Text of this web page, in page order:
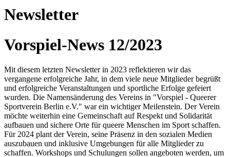
Newsletter
Vorspiel-News 12/2023
Mit diesem letzten Newsletter in 2023 reflektieren wir das
vergangene erfolgreiche Jahr, in dem viele neue Mitglieder begrüßt
und erfolgreiche Veranstaltungen und sportliche Erfolge gefeiert
wurden. Die Namensänderung des Vereins in "Vorspiel - Queerer
Sportverein Berlin e.V." war ein wichtiger Meilenstein. Der Verein
möchte weiterhin eine Gemeinschaft auf Respekt und Solidarität
aufbauen und sichere Orte für queere Menschen im Sport schaffen.
Für 2024 plant der Verein, seine Präsenz in den sozialen Medien
auszubauen und inklusive Umgebungen für alle Mitglieder zu
schaffen. Workshops und Schulungen sollen angeboten werden, um